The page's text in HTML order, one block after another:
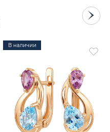
В наличии